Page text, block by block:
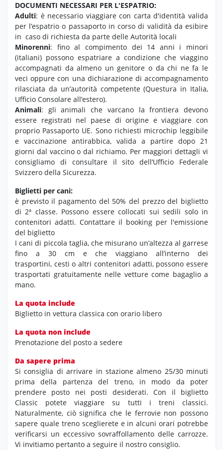
DOCUMENTI NECESSARI PER L'ESPATRIO:
Adulti: è necessario viaggiare con carta d'identità valida
per l’espatrio o passaporto in corso di validità da esibire
in caso di richiesta da parte delle Autorità locali
Minorenni: fino al compimento dei 14 anni i minori
(italiani) possono espatriare a condizione che viaggino
accompagnati da almeno un genitore o da chi ne fa le
veci oppure con una dichiarazione di accompagnamento
rilasciata da un’autorità competente (Questura in Italia,
Ufficio Consolare all’estero).
Animali: gli animali che varcano la frontiera devono
essere registrati nel paese di origine e viaggiare con
proprio Passaporto UE. Sono richiesti microchip leggibile
e vaccinazione antirabbica, valida a partire dopo 21
giorni dal vaccino o dal richiamo. Per maggiori dettagli vi
consigliamo di consultare il sito dell’Ufficio Federale
Svizzero della Sicurezza.
Biglietti per cani:
è previsto il pagamento del 50% del prezzo del biglietto
di 2ª classe. Possono essere collocati sui sedili solo in
contenitori adatti. Contattare il booking per l'emissione
del biglietto
I cani di piccola taglia, che misurano un’altezza al garrese
fino a 30 cm e che viaggiano all’interno dei
trasportini, cesti o altri contenitori adatti, possono essere
trasportati gratuitamente nelle vetture come bagaglio a
mano.
La quota include
Biglietto in vettura classica con orario libero
La quota non include
Prenotazione del posto a sedere
Da sapere prima
Si consiglia di arrivare in stazione almeno 25/30 minuti
prima della partenza del treno, in modo da poter
prendere posto nei posti desiderati. Con il biglietto
Classic potete viaggiare su tutti i treni classici.
Naturalmente, ciò significa che le ferrovie non possono
sapere quale treno sceglierete e in alcuni orari potrebbe
verificarsi un eccessivo sovraffollamento delle carrozze.
Vi invitiamo pertanto a seguire il nostro consiglio.